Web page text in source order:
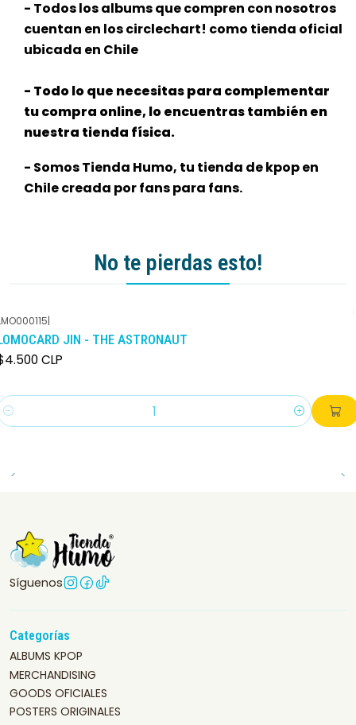
- Todos los albums que compren con nosotros
cuentan en los circlechart! como tienda oficial
ubicada en Chile
- Todo lo que necesitas para complementar
tu compra online, lo encuentras también en
nuestra tienda física.
- Somos Tienda Humo, tu tienda de kpop en
Chile creada por fans para fans.
No te pierdas esto!
|
JIN - THE ASTRONAUT
CLP
Síguenos
Categorías
ALBUMS KPOP
MERCHANDISING
GOODS OFICIALES
POSTERS ORIGINALES